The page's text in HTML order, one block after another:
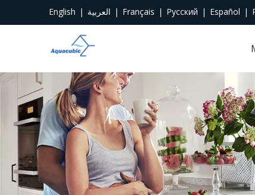
English | العربية | Français | Pусский | Español |